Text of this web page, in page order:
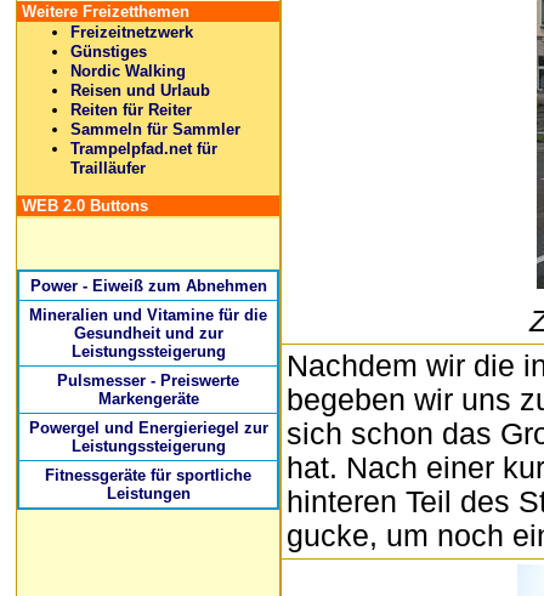
Weitere Freizetthemen
Freizeitnetzwerk
Günstiges
Nordic Walking
Reisen und Urlaub
Reiten für Reiter
Sammeln für Sammler
Trampelpfad.net für
Trailläufer
WEB 2.0 Buttons
Power - Eiweiß zum Abnehmen
Mineralien und Vitamine für die
Gesundheit und zur
Leistungssteigerung
Pulsmesser - Preiswerte
Markengeräte
Powergel und Energieriegel zur
Leistungssteigerung
Fitnessgeräte für sportliche
Leistungen
Nachdem wir die
begeben wir uns
sich schon das
hat. Nach einer
hinteren Teil des
gucke, um noch